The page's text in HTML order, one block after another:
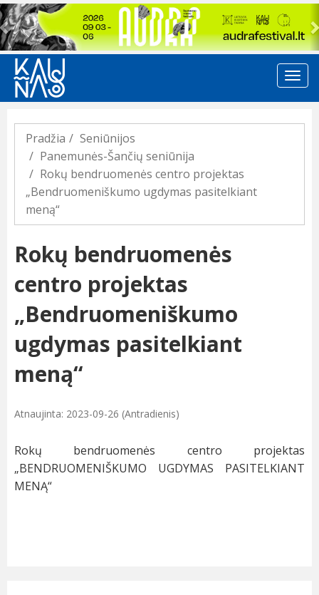
Previous
Pradžia
Seniūnijos
Panemunės-Šančių seniūnija
Rokų bendruomenės centro projektas
„Bendruomeniškumo ugdymas pasitelkiant
meną“
Rokų bendruomenės
centro projektas
„Bendruomeniškumo
ugdymas pasitelkiant
meną“
Atnaujinta: 2023-09-26 (Antradienis)
Rokų bendruomenės centro projektas
„BENDRUOMENIŠKUMO UGDYMAS PASITELKIANT
MENĄ“